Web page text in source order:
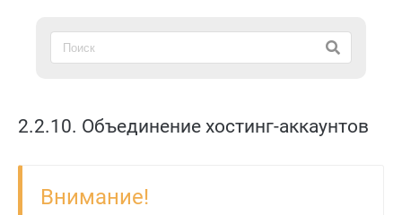
2.2.10. Объединение хостинг-аккаунтов
Внимание!